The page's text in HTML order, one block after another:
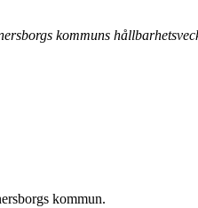
kommuns
kommun.